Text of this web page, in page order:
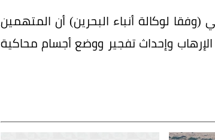
(وفقا لوكالة أنباء البحرين) أن المتهمين
وإحداث تفجير ووضع أجسام محاكية